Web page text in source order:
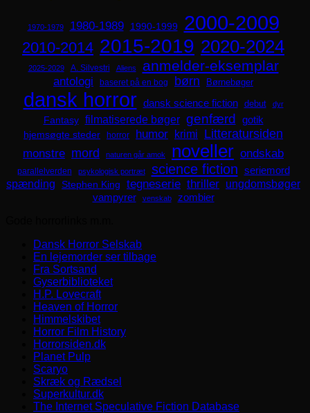
1970-1979 1980-1989 1990-1999 2000-2009
2010-2014 2015-2019 2020-2024
2025-2029 A. Silvestri Aliens anmelder-eksemplar
antologi baseret på en bog børn Børnebøger
dansk horror dansk science fiction debut dyr
Fantasy filmatiserede bøger genfærd
gotik
hjemsøgte steder
horror humor krimi Litteratursiden
monstre mord naturen går amok noveller ondskab
parallelverden psykologisk portræt science fiction seriemord
spænding Stephen King tegneserie thriller ungdomsbøger
vampyrer venskab
zombier
Dansk Horror Selskab
En lejemorder ser tilbage
Fra Sortsand
Gyserbiblioteket
H.P. Lovecraft
Heaven of Horror
Himmelskibet
Horror Film History
Horrorsiden.dk
Planet Pulp
Scaryo
Skræk og Rædsel
Superkultur.dk
The Internet Speculative Fiction Database